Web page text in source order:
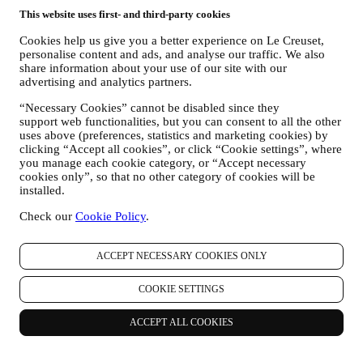
This website uses first- and third-party cookies
Cookies help us give you a better experience on Le Creuset,
personalise content and ads, and analyse our traffic. We also
share information about your use of our site with our
advertising and analytics partners.
“Necessary Cookies” cannot be disabled since they
support web functionalities, but you can consent to all the other
uses above (preferences, statistics and marketing cookies) by
clicking “Accept all cookies”, or click “Cookie settings”, where
you manage each cookie category, or “Accept necessary
cookies only”, so that no other category of cookies will be
installed.
Check our Cookie Policy.
ACCEPT NECESSARY COOKIES ONLY
COOKIE SETTINGS
ACCEPT ALL COOKIES
soyez un utilisateur enregistré ou non), grâce à l’usage d’un
journal de navigation et/ou de technologies de traçage, telles
que les “cookies” (pour les informations sur la collecte de
données via des cookies, vous pouvez consulter ici notre
Politique en matière de Cookies
statistiques ; dans la majorité des cas, nous ne serons pas en
mesure de vous identifier sur base de ces informations
techniques.
votre feedback, vos demandes, réclamations, questions ou
interactions avec nous (par exemple vos messages, chats,
posts sur les réseaux sociaux, e-mails ou appels
téléphoniques).
Les données personnelles vous concernant, que nous collectons
toute autre façon une quelconque information d’identification
personnelle, sont dûment protégées et vos droits au respect de la vie
privée sont expliqués sous le paragraphe 8 ci-dessous.
2. QUI RECUEILLE VOS DONNEES PERSONNELLES ?
Le contrôleur des données relatives aux services d’e-commerce
proposés sur le Site web est Le Creuset Benelux SA, dont le siège